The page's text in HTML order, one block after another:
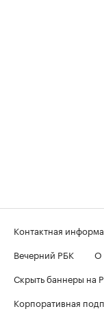
Контактная
Вечерний РБК
О
Скрыть баннеры на
Корпоративная